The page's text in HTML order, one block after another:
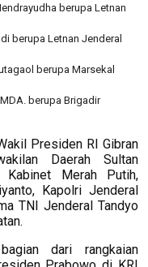
berupa Letnan
berupa Letnan Jenderal
berupa Marsekal
berupa Brigadir
Presiden RI Gibran
Daerah Sultan
Kabinet Merah Putih,
Kapolri Jenderal
TNI Jenderal Tandyo
dari rangkaian